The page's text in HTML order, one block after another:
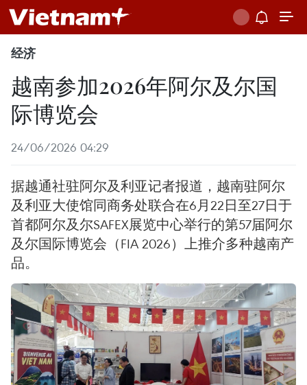
经济
越南参加2026年阿尔及尔国
际博览会
24/06/2026 04:29
据越通社驻阿尔及利亚记者报道，越南驻阿尔
及利亚大使馆同商务处联合在6月22日至27日于
首都阿尔及尔SAFEX展览中心举行的第57届阿尔
及尔国际博览会（FIA 2026）上推介多种越南产
品。